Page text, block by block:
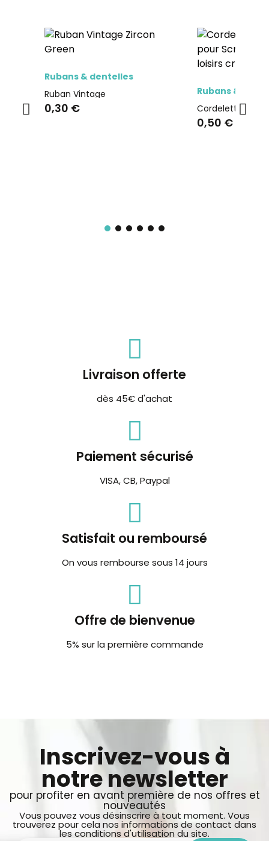
Rubans & dentelles
Ruban Vintage
0,30 €
Rubans &
Cordelette
0,50 €
Livraison offerte
dès 45€ d'achat
Paiement sécurisé
VISA, CB, Paypal
Satisfait ou remboursé
On vous rembourse sous 14 jours
Offre de bienvenue
5% sur la première commande
Inscrivez-vous à
notre newsletter
pour profiter en avant première de nos offres et
nouveautés
Vous pouvez vous désinscrire à tout moment. Vous
trouverez pour cela nos informations de contact dans
les conditions d'utilisation du site.